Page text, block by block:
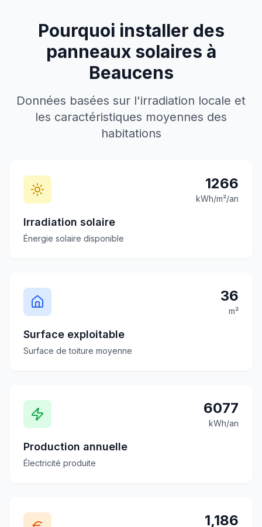
Pourquoi installer des
panneaux solaires à
Beaucens
Données basées sur l'irradiation locale et
les caractéristiques moyennes des
habitations
1266
kWh/m²/an
Irradiation solaire
Énergie solaire disponible
36
m²
Surface exploitable
Surface de toiture moyenne
6077
kWh/an
Production annuelle
Électricité produite
1,186